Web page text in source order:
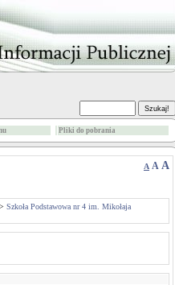
Pliki do pobrania
A A A
> Szkoła Podstawowa nr 4 im. Mikołaja